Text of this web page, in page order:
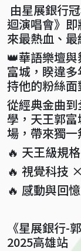
由星展銀行
迴演唱會》
來最熱血、最
👑華語樂壇
富城，睽違
持他的粉絲面
從經典金曲
學，天王郭
場，帶來獨一
🔥 天王級規
🔥 視覺科技
🔥 感動與回
《星展銀行-
2025高雄站